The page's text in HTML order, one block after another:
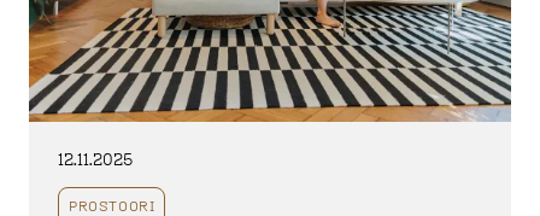
12.11.2025
PROSTOORI